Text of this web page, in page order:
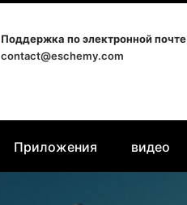
Поддержка по электронной почте
contact@eschemy.com
Приложения видео